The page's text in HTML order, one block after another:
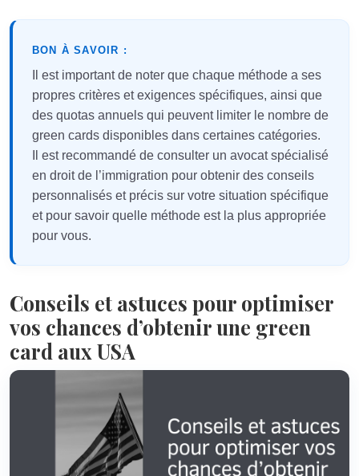
BON À SAVOIR :
Il est important de noter que chaque méthode a ses
propres critères et exigences spécifiques, ainsi que
des quotas annuels qui peuvent limiter le nombre de
green cards disponibles dans certaines catégories.
Il est recommandé de consulter un avocat spécialisé
en droit de l’immigration pour obtenir des conseils
personnalisés et précis sur votre situation spécifique
et pour savoir quelle méthode est la plus appropriée
pour vous.
Conseils et astuces pour optimiser
vos chances d’obtenir une green
card aux USA